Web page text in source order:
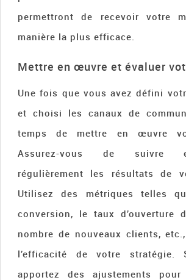
permettront de recevoir votre
manière la plus efficace.
Mettre en œuvre et évaluer
Une fois que vous avez défini
et choisi les canaux de
temps de mettre en œuvre
Assurez-vous de suivre
régulièrement les résultats de
Utilisez des métriques telles
conversion, le taux d’ouverture
nombre de nouveaux clients,
l’efficacité de votre stratégie.
apportez des ajustements pour